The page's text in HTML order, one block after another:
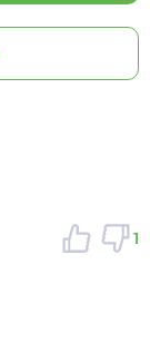
1